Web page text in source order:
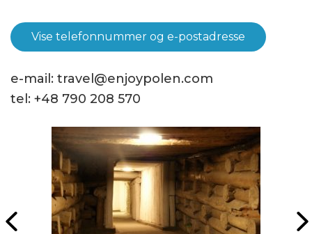
Vise telefonnummer og e-postadresse
e-mail: travel@enjoypolen.com
tel: +48 790 208 570